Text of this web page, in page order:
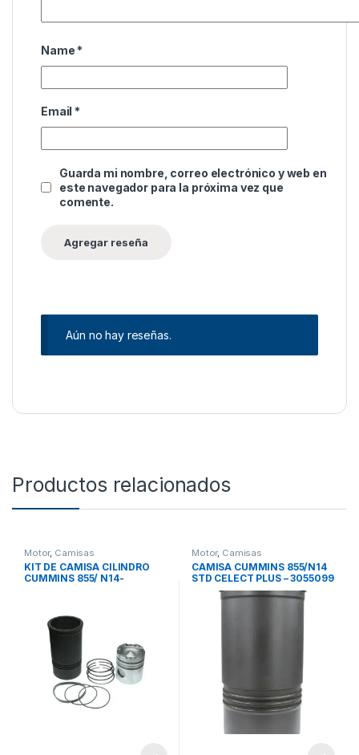
Name *
Email *
Guarda mi nombre, correo electrónico y web en
este navegador para la próxima vez que
comente.
Aún no hay reseñas.
Productos relacionados
Motor, Camisas
KIT DE CAMISA CILINDRO
CUMMINS 855/ N14-
Motor, Camisas
CAMISA CUMMINS 855/N14
STD CELECT PLUS – 3055099